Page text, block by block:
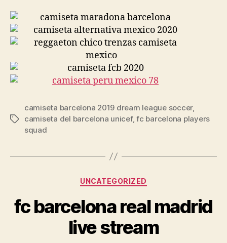
Etiquetas
camiseta barcelona 2019 dream league soccer,
camiseta del barcelona unicef,fc barcelona players
squad
Categorías
UNCATEGORIZED
fc barcelona real madrid
live stream